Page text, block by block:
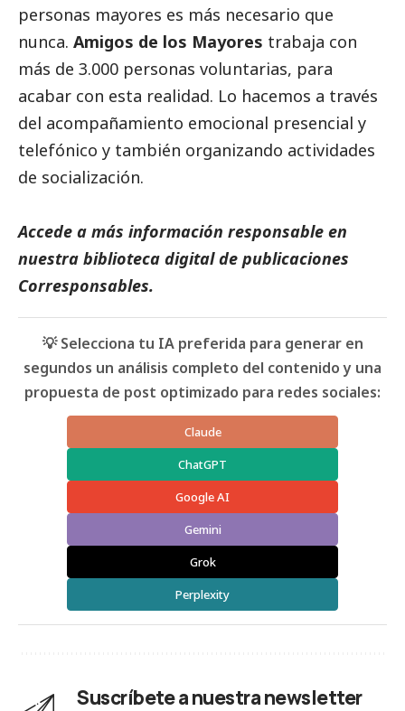
personas mayores es más necesario que
nunca. Amigos de los Mayores trabaja con
más de 3.000 personas voluntarias, para
acabar con esta realidad. Lo hacemos a través
del acompañamiento emocional presencial y
telefónico y también organizando actividades
de socialización.
Accede a más información responsable en
nuestra biblioteca digital de publicaciones
Corresponsables.
💡 Selecciona tu IA preferida para generar en
segundos un análisis completo del contenido y una
propuesta de post optimizado para redes sociales:
Claude
ChatGPT
Google AI
Gemini
Grok
Perplexity
Suscríbete a nuestra newsletter